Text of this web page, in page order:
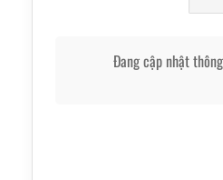
Đang cập nhật